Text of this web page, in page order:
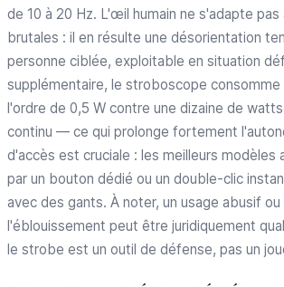
de 10 à 20 Hz. L'œil humain ne s'adapte pas
brutales : il en résulte une désorientation
personne ciblée, exploitable en situation
supplémentaire, le stroboscope
l'ordre de 0,5 W contre une dizaine de
continu — ce qui prolonge fortement
d'accès est cruciale : les meilleurs modèles
par un bouton dédié ou un double-clic
avec des gants. À noter, un usage abusif
l'éblouissement peut être juridiquement
le strobe est un outil de défense, pas un